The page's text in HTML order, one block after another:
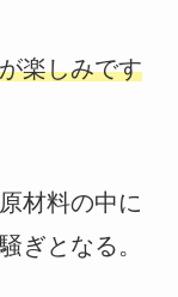
楽しみです
材料の中に
ぎとなる。